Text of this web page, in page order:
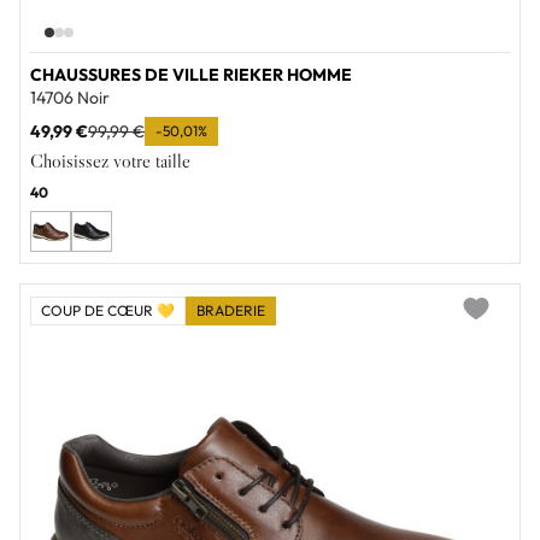
CHAUSSURES DE VILLE RIEKER HOMME
14706 Noir
49,99 €99,99 € -50,01%
Choisissez votre taille
40
COUP DE CŒUR 💛 BRADERIE